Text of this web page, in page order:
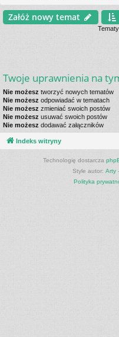
Załóż nowy temat
Twoje uprawnienia na
Nie możesz tworzyć nowych tematów
Nie możesz odpowiadać w tematach
Nie możesz zmieniać swoich postów
Nie możesz usuwać swoich postów
Nie możesz dodawać załączników
Indeks witryny
Technologię dostarcza
Style autor: Arty
Polityka